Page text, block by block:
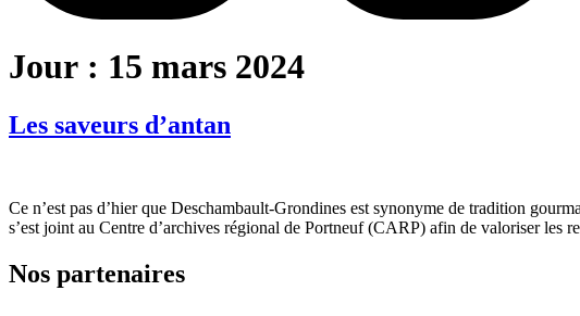
Jour : 15 mars 2024
Les saveurs d’antan
Ce n’est pas d’hier que Deschambault-Grondines est synonyme de tradition
s’est joint au Centre d’archives régional de Portneuf (CARP) afin de valoriser
Nos partenaires